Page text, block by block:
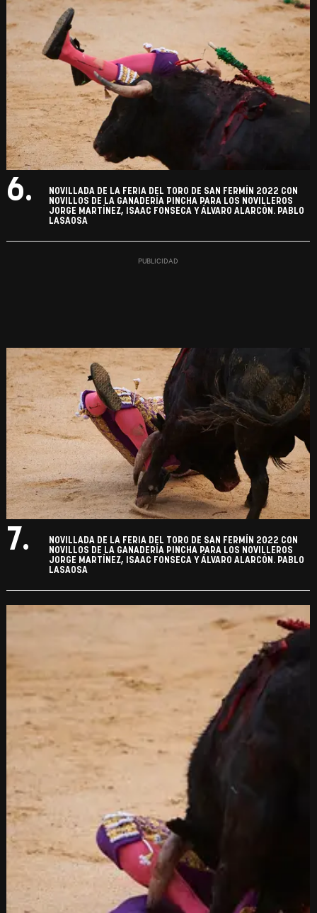
6.
NOVILLADA DE LA FERIA DEL TORO DE SAN FERMÍN 2022 CON
NOVILLOS DE LA GANADERÍA PINCHA PARA LOS NOVILLEROS
JORGE MARTÍNEZ, ISAAC FONSECA Y ÁLVARO ALARCÓN. PABLO
LASAOSA
7.
NOVILLADA DE LA FERIA DEL TORO DE SAN FERMÍN 2022 CON
NOVILLOS DE LA GANADERÍA PINCHA PARA LOS NOVILLEROS
JORGE MARTÍNEZ, ISAAC FONSECA Y ÁLVARO ALARCÓN. PABLO
LASAOSA